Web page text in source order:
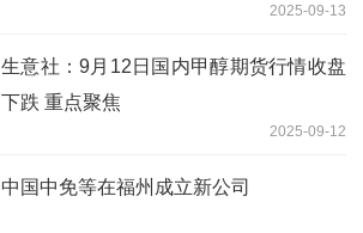
2025-09-13
生意社：9月12日国内甲醇期货行情收盘
下跌 重点聚焦
2025-09-12
中国中免等在福州成立新公司